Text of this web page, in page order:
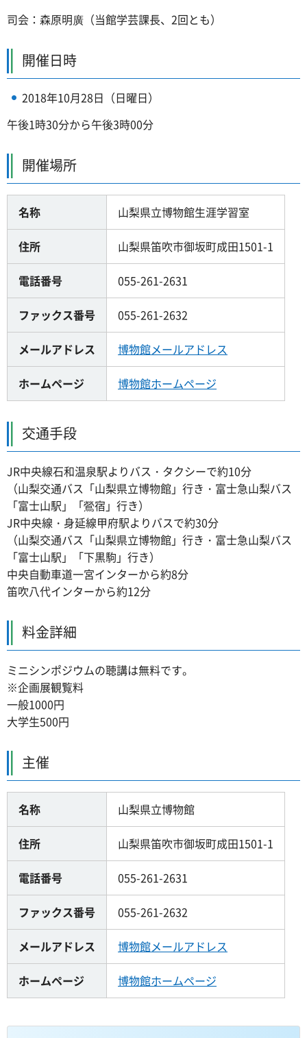
司会：森原明廣（当館学芸課長、2回とも）
開催日時
2018年10月28日（日曜日）
午後1時30分から午後3時00分
開催場所
名称 山梨県立博物館生涯学習室
住所 山梨県笛吹市御坂町成田1501-1
電話番号 055-261-2631
ファックス番号 055-261-2632
メールアドレス 博物館メールアドレス
ホームページ 博物館ホームページ
交通手段
JR中央線石和温泉駅よりバス・タクシーで約10分
（山梨交通バス「山梨県立博物館」行き・富士急山梨バス
「富士山駅」「鶯宿」行き）
JR中央線・身延線甲府駅よりバスで約30分
（山梨交通バス「山梨県立博物館」行き・富士急山梨バス
「富士山駅」「下黒駒」行き）
中央自動車道一宮インターから約8分
笛吹八代インターから約12分
料金詳細
ミニシンポジウムの聴講は無料です。
※企画展観覧料
一般1000円
大学生500円
主催
名称 山梨県立博物館
住所 山梨県笛吹市御坂町成田1501-1
電話番号 055-261-2631
ファックス番号 055-261-2632
メールアドレス 博物館メールアドレス
ホームページ 博物館ホームページ